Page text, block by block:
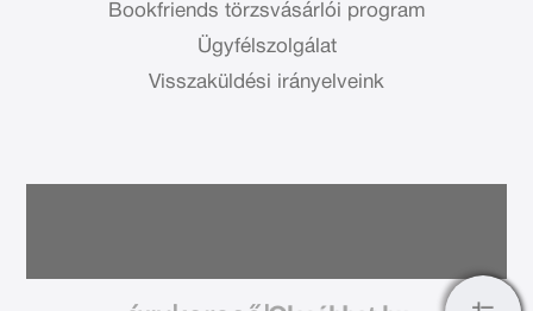
Bookfriends törzsvásárlói program
Ügyfélszolgálat
Visszaküldési irányelveink